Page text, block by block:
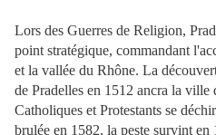
Lors des Guerres de Religion,
point stratégique, commandant
et la vallée du Rhône. La
de Pradelles en 1512 ancra la
Catholiques et Protestants se
brulée en 1582, la peste survint en